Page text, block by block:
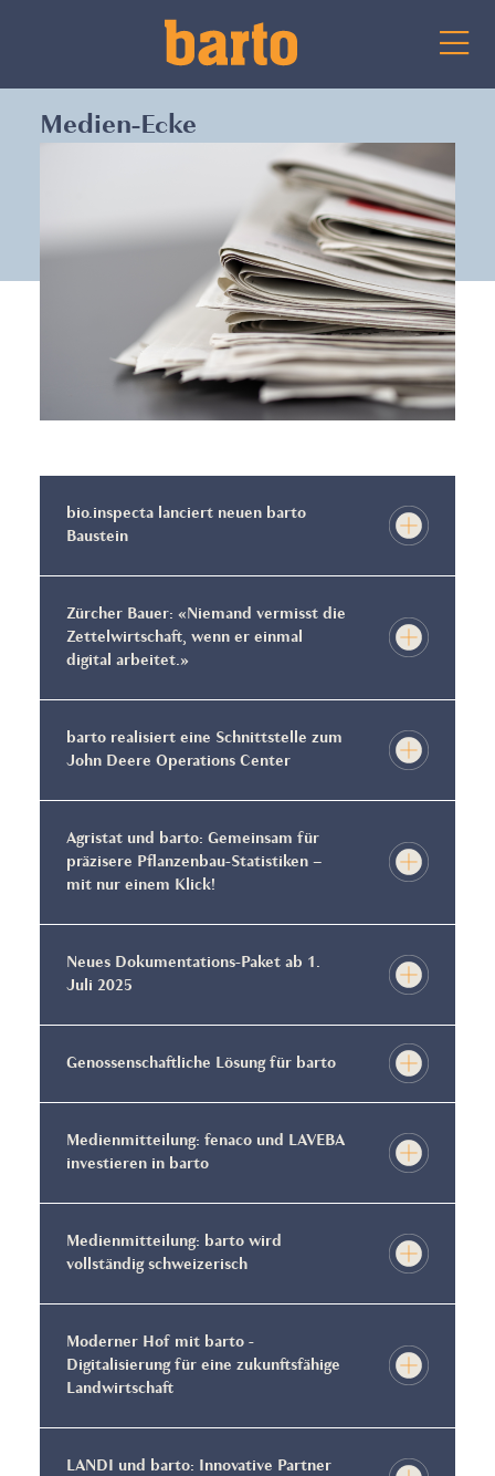
Medien-Ecke
bio.inspecta lanciert neuen barto
Baustein
Zürcher Bauer: «Niemand vermisst die
Zettelwirtschaft, wenn er einmal
digital arbeitet.»
barto realisiert eine Schnittstelle zum
John Deere Operations Center
Agristat und barto: Gemeinsam für
präzisere Pflanzenbau-Statistiken –
mit nur einem Klick!
Neues Dokumentations-Paket ab 1.
Juli 2025
Genossenschaftliche Lösung für barto
Medienmitteilung: fenaco und LAVEBA
investieren in barto
Medienmitteilung: barto wird
vollständig schweizerisch
Moderner Hof mit barto -
Digitalisierung für eine zukunftsfähige
Landwirtschaft
LANDI und barto: Innovative Partner